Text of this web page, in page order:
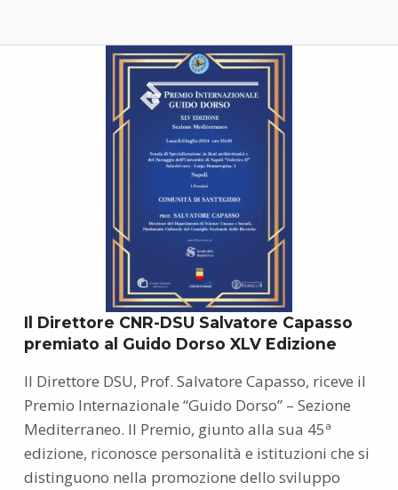
Il Direttore CNR-DSU Salvatore Capasso
premiato al Guido Dorso XLV Edizione
Il Direttore DSU, Prof. Salvatore Capasso, riceve il
Premio Internazionale “Guido Dorso” – Sezione
Mediterraneo. Il Premio, giunto alla sua 45ª
edizione, riconosce personalità e istituzioni che si
distinguono nella promozione dello sviluppo